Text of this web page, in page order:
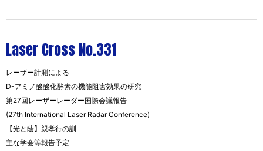
Laser Cross No.331
レーザー計測による
D-アミノ酸酸化酵素の機能阻害効果の研究
第27回レーザーレーダー国際会議報告
(27th International Laser Radar Conference)
【光と蔭】親孝行の訓
主な学会等報告予定